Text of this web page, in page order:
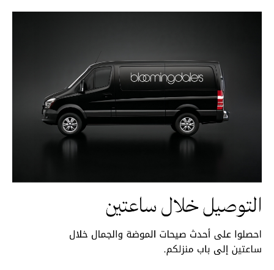
هدايا حسب السعر
هدايا للجميع
المصممون أ-ي
مصممون جدد